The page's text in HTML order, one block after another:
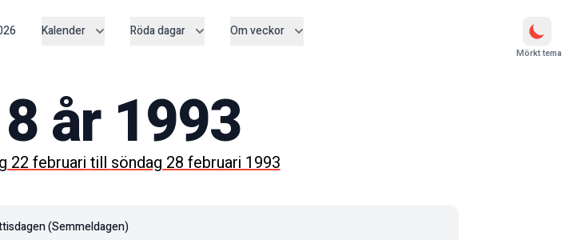
Kalender Röda dagar Om veckor
Mörkt tema
8år 1993
22 februaritillsöndag 28 februari 1993
(semmeldagen)